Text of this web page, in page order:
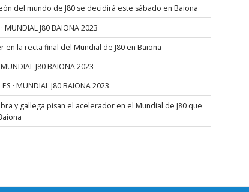
del mundo de J80 se decidirá este sábado en Baiona
· MUNDIAL J80 BAIONA 2023
en la recta final del Mundial de J80 en Baiona
MUNDIAL J80 BAIONA 2023
· MUNDIAL J80 BAIONA 2023
y gallega pisan el acelerador en el Mundial de J80 que